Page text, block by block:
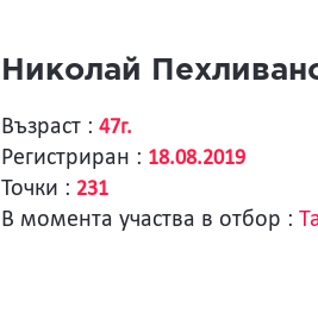
Николай
Възраст : 47г.
Регистриран : 18.08.2019
Точки : 231
В момента участва в отбор :